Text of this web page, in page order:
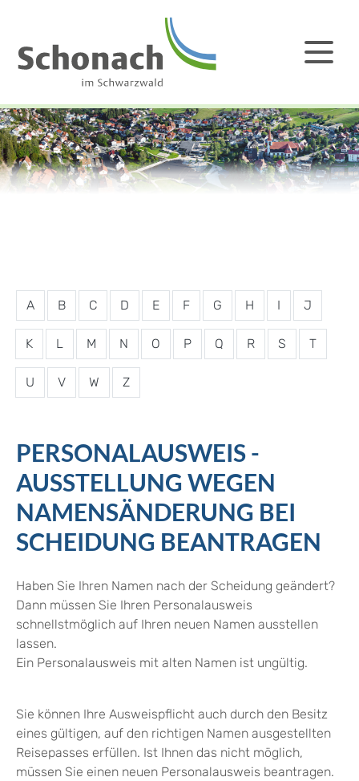
A B C D E F G H I J
K L M N O P Q R S T
U V W Z
PERSONALAUSWEIS -
AUSSTELLUNG WEGEN
NAMENSÄNDERUNG BEI
SCHEIDUNG BEANTRAGEN
Haben Sie Ihren Namen nach der Scheidung geändert?
Dann müssen Sie Ihren Personalausweis
schnellstmöglich auf Ihren neuen Namen ausstellen
lassen.
Ein Personalausweis mit alten Namen ist ungültig.
Sie können Ihre Ausweispflicht auch durch den Besitz
eines gültigen, auf den richtigen Namen ausgestellten
Reisepasses erfüllen. Ist Ihnen das nicht möglich,
müssen Sie einen neuen Personalausweis beantragen.